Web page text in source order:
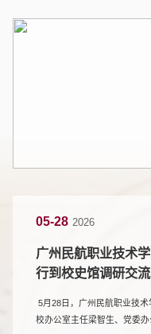
05-28 2026
广州民航职业技术
行到校史馆调研交流
5月28日，广州民航职业技术
校办公室主任梁智生、党委办